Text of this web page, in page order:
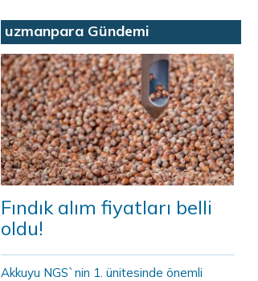
uzmanpara Gündemi
Fındık alım fiyatları belli
oldu!
Akkuyu NGS`nin 1. ünitesinde önemli